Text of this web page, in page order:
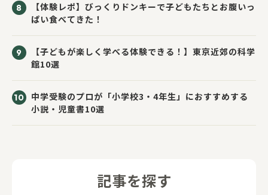
【体験レポ】びっくりドンキーで子どもたちとお腹いっ
ぱい食べてきた！
【子どもが楽しく学べる体験できる！】東京近郊の科学
館10選
中学受験のプロが「小学校3・4年生」におすすめする
小説・児童書10選
記事を探す